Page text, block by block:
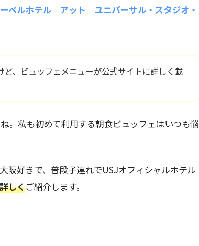
ベルホテル アット ユニバーサル・スタジオ・
ど、ビュッフェメニューが公式サイトに詳しく載
。私も初めて利用する朝食ビュッフェはいつも悩
阪好きで、普段子連れでUSJオフィシャルホテル
しくご紹介します。